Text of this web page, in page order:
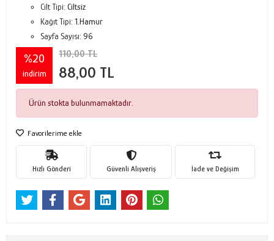
Cilt Tipi: Ciltsiz
Kağıt Tipi: 1.Hamur
Sayfa Sayısı: 96
%20
indirim
110,00 TL
88,00 TL
Ürün stokta bulunmamaktadır.
Favorilerime ekle
Hızlı Gönderi Güvenli Alışveriş İade ve Değişim